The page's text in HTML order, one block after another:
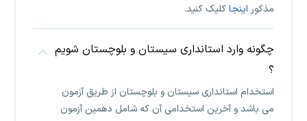
مذکور اینجاکلیک کنید.
چگونه وارد استانداری سیستان و بلوچستان شویم
؟
استخدام استانداری سیستان و بلوچستان از طریق آزمون
می باشد و آخرین استخدامی آن که شامل دهمین آزمون